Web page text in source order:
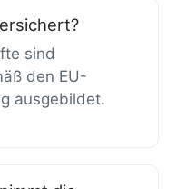
sind
den EU-
ausgebildet.